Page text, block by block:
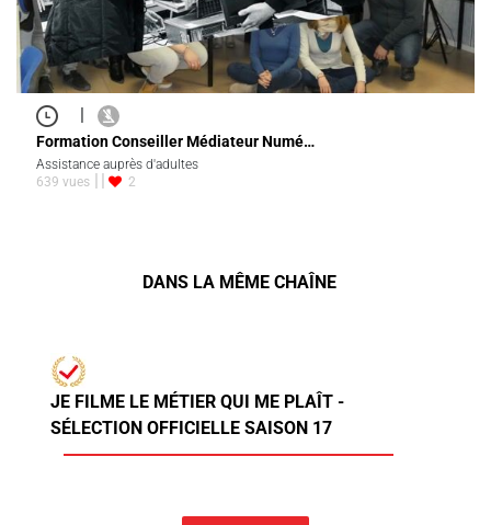
|
Formation Conseiller Médiateur Numé…
Assistance auprès d'adultes
639 vues
2
DANS LA MÊME CHAÎNE
JE FILME LE MÉTIER QUI ME PLAÎT -
SÉLECTION OFFICIELLE SAISON 17